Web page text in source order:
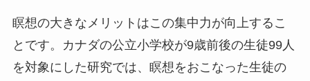
瞑想の大きなメリットはこの集中力が向上するこ
とです。カナダの公立小学校が9歳前後の生徒99人
を対象にした研究では、瞑想をおこなった生徒の